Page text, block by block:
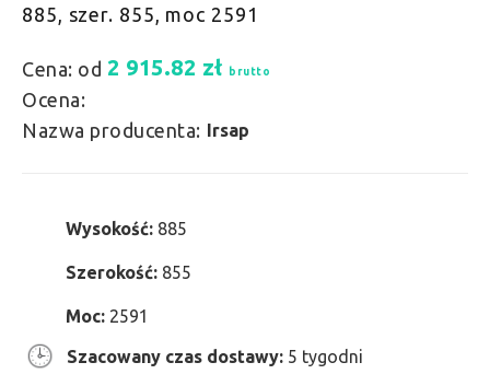
885, szer. 855, moc 2591
Cena: od 2 915.82 zł brutto
Ocena:
Nazwa producenta: Irsap
Wysokość: 885
Szerokość: 855
Moc: 2591
Szacowany czas dostawy: 5 tygodni